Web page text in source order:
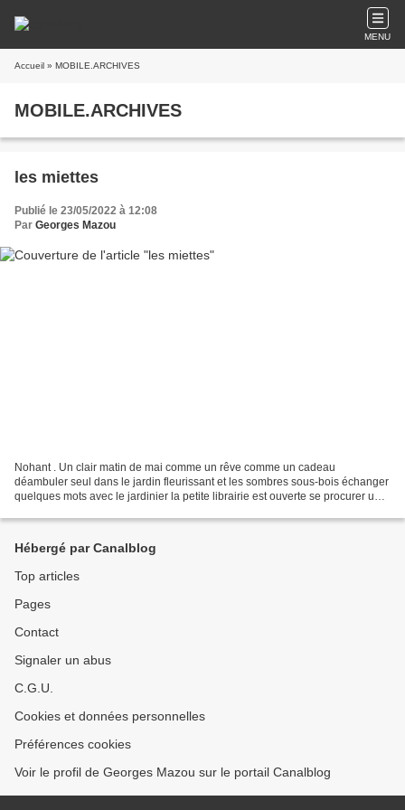
MENU
Accueil » MOBILE.ARCHIVES
MOBILE.ARCHIVES
les miettes
Publié le 23/05/2022 à 12:08
Par Georges Mazou
Nohant . Un clair matin de mai comme un rêve comme un cadeau
déambuler seul dans le jardin fleurissant et les sombres sous-bois échanger
quelques mots avec le jardinier la petite librairie est ouverte se procurer une
Hébergé par Canalblog
Top articles
Pages
Contact
Signaler un abus
C.G.U.
Cookies et données personnelles
Préférences cookies
Voir le profil de Georges Mazou sur le portail Canalblog